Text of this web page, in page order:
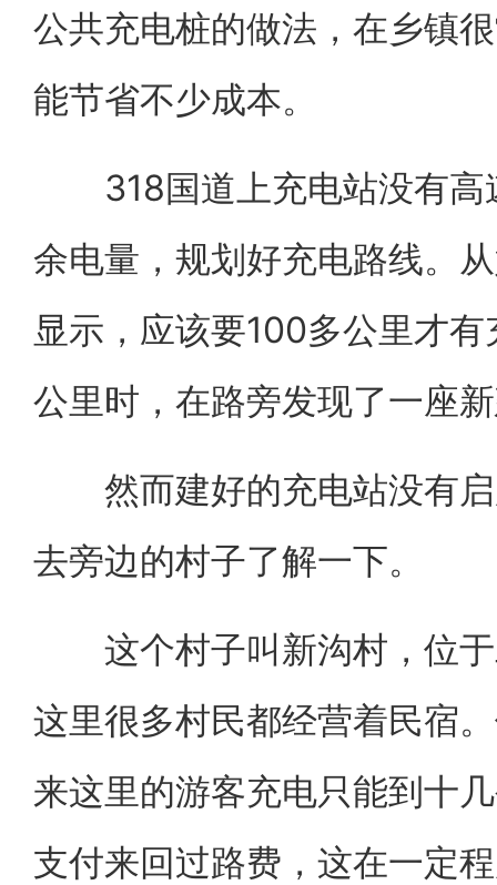
公共充电桩的做法，在乡镇
能节省不少成本。
318国道上充电站没有高
余电量，规划好充电路线。
显示，应该要100多公里才
公里时，在路旁发现了一座
然而建好的充电站没有启
去旁边的村子了解一下。
这个村子叫新沟村，位于
这里很多村民都经营着民宿
来这里的游客充电只能到十
支付来回过路费，这在一定